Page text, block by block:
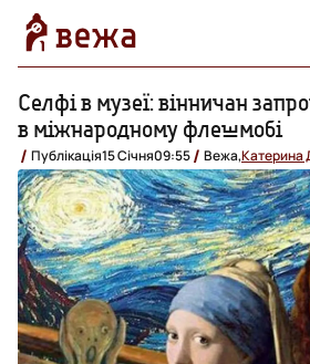
Селфі в музеї: вінничан
в міжнародному флешмобі
Публікація15 Січня09:55 Вежа,Катерина